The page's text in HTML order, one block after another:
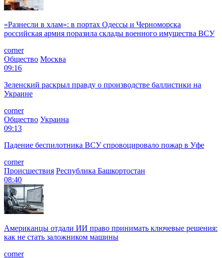
«Разнесли в хлам»: в портах Одессы и Черноморска
российская армия поразила склады военного имущества ВСУ
corner
Общество Москва
09:16
Зеленский раскрыл правду о производстве баллистики на
Украине
corner
Общество Украина
09:13
Падение беспилотника ВСУ спровоцировало пожар в Уфе
corner
Происшествия Республика Башкортостан
08:40
Американцы отдали ИИ право принимать ключевые решения:
как не стать заложником машины
corner